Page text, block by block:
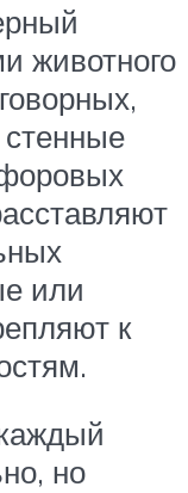
животного
или
к
но